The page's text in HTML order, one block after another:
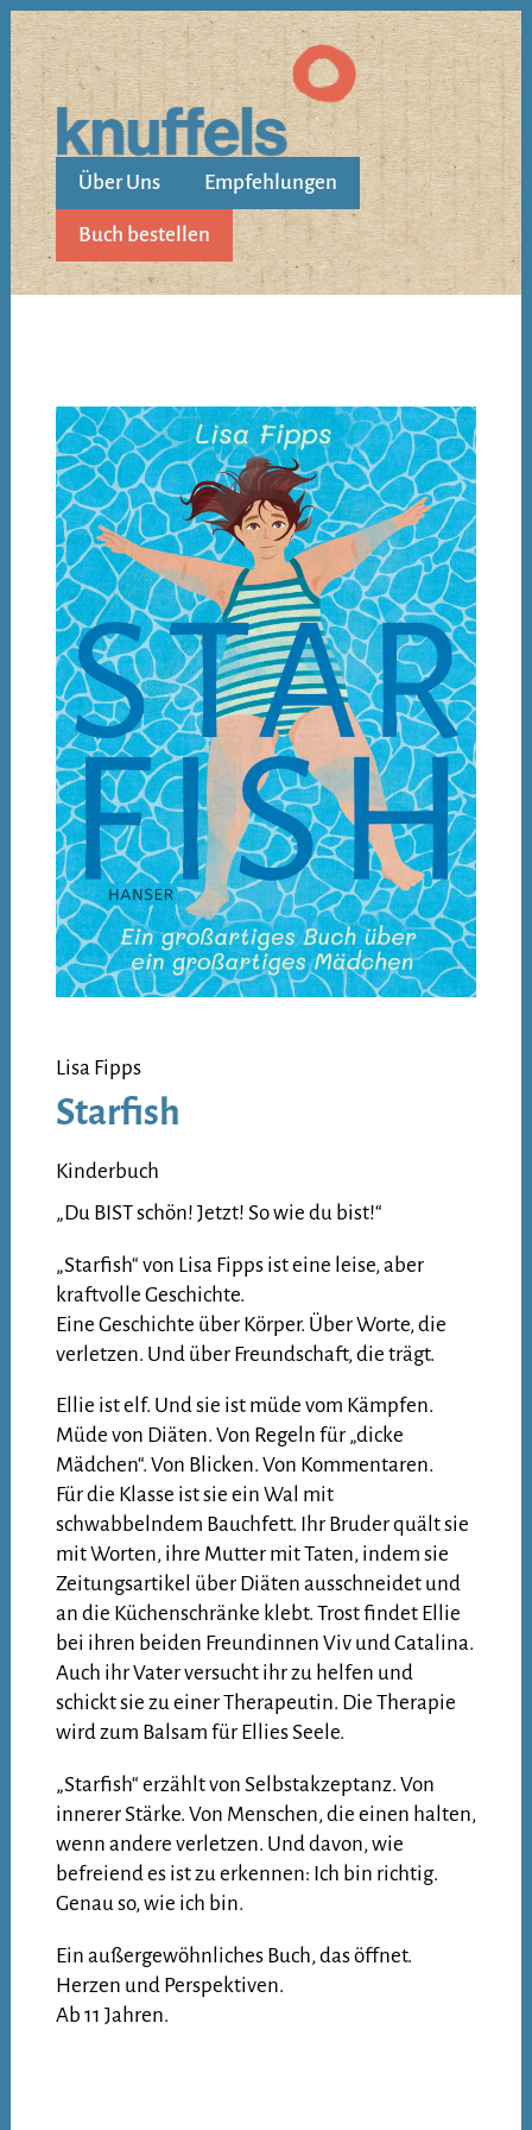
Über Uns Empfehlungen
Buch bestellen
Lisa Fipps
Starfish
Kinderbuch
„Du BIST schön! Jetzt! So wie du bist!“
„Starfish“ von Lisa Fipps ist eine leise, aber
kraftvolle Geschichte.
Eine Geschichte über Körper. Über Worte, die
verletzen. Und über Freundschaft, die trägt.
Ellie ist elf. Und sie ist müde vom Kämpfen.
Müde von Diäten. Von Regeln für „dicke
Mädchen“. Von Blicken. Von Kommentaren.
Für die Klasse ist sie ein Wal mit
schwabbelndem Bauchfett. Ihr Bruder quält sie
mit Worten, ihre Mutter mit Taten, indem sie
Zeitungsartikel über Diäten ausschneidet und
an die Küchenschränke klebt. Trost findet Ellie
bei ihren beiden Freundinnen Viv und Catalina.
Auch ihr Vater versucht ihr zu helfen und
schickt sie zu einer Therapeutin. Die Therapie
wird zum Balsam für Ellies Seele.
„Starfish“ erzählt von Selbstakzeptanz. Von
innerer Stärke. Von Menschen, die einen halten,
wenn andere verletzen. Und davon, wie
befreiend es ist zu erkennen: Ich bin richtig.
Genau so, wie ich bin.
Ein außergewöhnliches Buch, das öffnet.
Herzen und Perspektiven.
Ab 11 Jahren.